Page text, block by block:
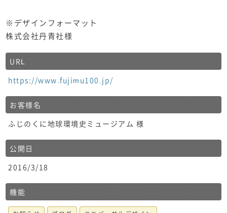
※デザインフォーマット
株式会社丹青社様
URL
https://www.fujimu100.jp/
お客様名
ふじのくに地球環境史ミュージアム 様
公開日
2016/3/18
機能